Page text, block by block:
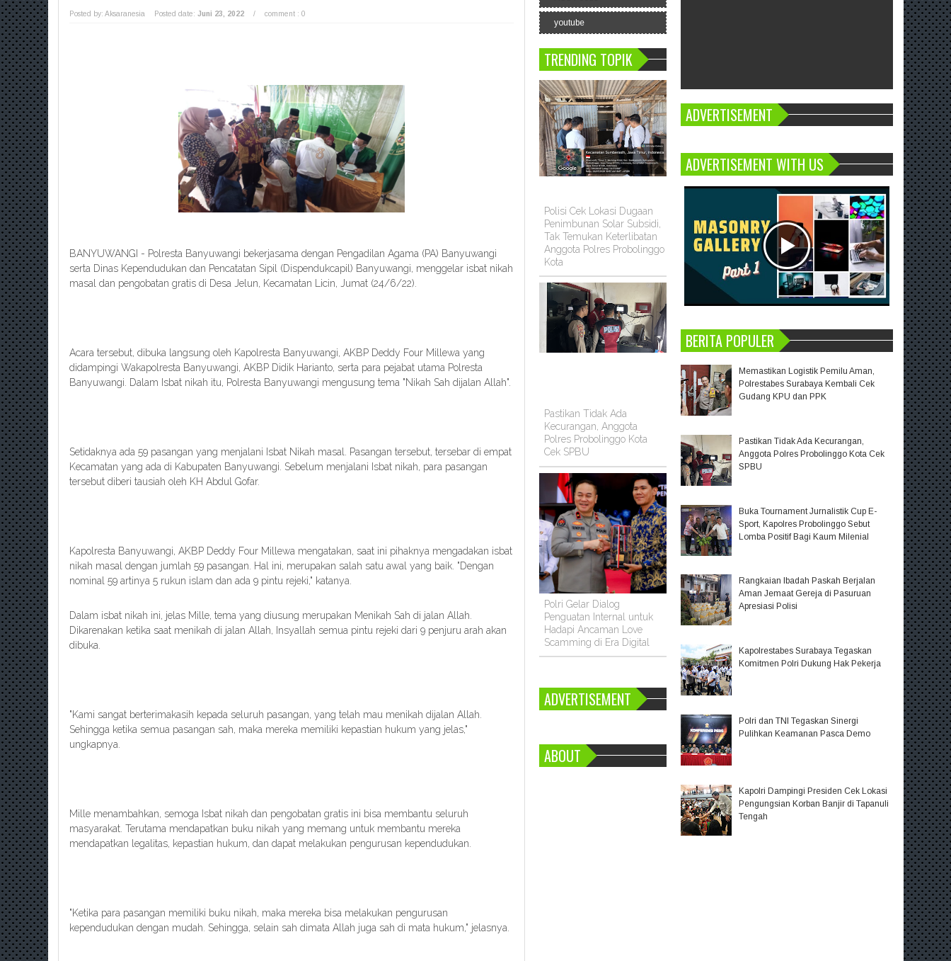
Posted by: Aksaranesia Posted date: Juni 23, 2022 / comment : 0
BANYUWANGI - Polresta Banyuwangi bekerjasama dengan Pengadilan Agama (PA) Banyuwangi
serta Dinas Kependudukan dan Pencatatan Sipil (Dispendukcapil) Banyuwangi, menggelar isbat nikah
masal dan pengobatan gratis di Desa Jelun, Kecamatan Licin, Jumat (24/6/22).
Acara tersebut, dibuka langsung oleh Kapolresta Banyuwangi, AKBP Deddy Four Millewa yang
didampingi Wakapolresta Banyuwangi, AKBP Didik Harianto, serta para pejabat utama Polresta
Banyuwangi. Dalam Isbat nikah itu, Polresta Banyuwangi mengusung tema "Nikah Sah dijalan Allah".
Setidaknya ada 59 pasangan yang menjalani Isbat Nikah masal. Pasangan tersebut, tersebar di empat
Kecamatan yang ada di Kabupaten Banyuwangi. Sebelum menjalani Isbat nikah, para pasangan
tersebut diberi tausiah oleh KH Abdul Gofar.
Kapolresta Banyuwangi, AKBP Deddy Four Millewa mengatakan, saat ini pihaknya mengadakan isbat
nikah masal dengan jumlah 59 pasangan. Hal ini, merupakan salah satu awal yang baik. "Dengan
nominal 59 artinya 5 rukun islam dan ada 9 pintu rejeki," katanya.
Dalam isbat nikah ini, jelas Mille, tema yang diusung merupakan Menikah Sah di jalan Allah.
Dikarenakan ketika saat menikah di jalan Allah, Insyallah semua pintu rejeki dari 9 penjuru arah akan
dibuka.
"Kami sangat berterimakasih kepada seluruh pasangan, yang telah mau menikah dijalan Allah.
Sehingga ketika semua pasangan sah, maka mereka memiliki kepastian hukum yang jelas,"
ungkapnya.
Mille menambahkan, semoga Isbat nikah dan pengobatan gratis ini bisa membantu seluruh
masyarakat. Terutama mendapatkan buku nikah yang memang untuk membantu mereka
mendapatkan legalitas, kepastian hukum, dan dapat melakukan pengurusan kependudukan.
"Ketika para pasangan memiliki buku nikah, maka mereka bisa melakukan pengurusan
kependudukan dengan mudah. Sehingga, selain sah dimata Allah juga sah di mata hukum," jelasnya.
youtube
TRENDING TOPIK
Polisi Cek Lokasi Dugaan
Penimbunan Solar Subsidi,
Tak Temukan Keterlibatan
Anggota Polres Probolinggo
Kota
Pastikan Tidak Ada
Kecurangan, Anggota
Polres Probolinggo Kota
Cek SPBU
Polri Gelar Dialog
Penguatan Internal untuk
Hadapi Ancaman Love
Scamming di Era Digital
ADVERTISEMENT
ABOUT
ADVERTISEMENT
ADVERTISEMENT WITH US
BERITA POPULER
Memastikan Logistik Pemilu Aman,
Polrestabes Surabaya Kembali Cek
Gudang KPU dan PPK
Pastikan Tidak Ada Kecurangan,
Anggota Polres Probolinggo Kota Cek
SPBU
Buka Tournament Jurnalistik Cup E-
Sport, Kapolres Probolinggo Sebut
Lomba Positif Bagi Kaum Milenial
Rangkaian Ibadah Paskah Berjalan
Aman Jemaat Gereja di Pasuruan
Apresiasi Polisi
Kapolrestabes Surabaya Tegaskan
Komitmen Polri Dukung Hak Pekerja
Polri dan TNI Tegaskan Sinergi
Pulihkan Keamanan Pasca Demo
Kapolri Dampingi Presiden Cek Lokasi
Pengungsian Korban Banjir di Tapanuli
Tengah